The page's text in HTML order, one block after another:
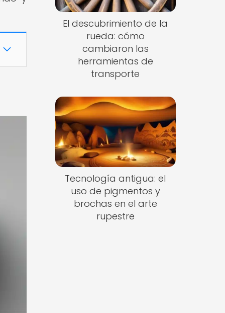
El descubrimiento de la
rueda: cómo
cambiaron las
herramientas de
transporte
Tecnología antigua: el
uso de pigmentos y
brochas en el arte
rupestre